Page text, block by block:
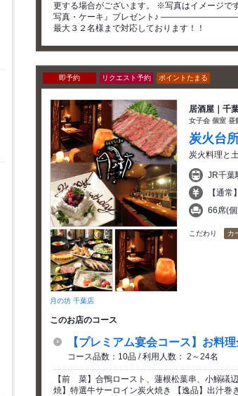
更する場合がございます。 ※写真はイメー
写真・ケーキ』プレゼント♪
最大３２名様まで対応しております！！
即予約 リクエスト予約 ポイントたまる
月の坊 千葉店
居酒屋｜千
女子会 個室 昼
炭火台
炭火料理と
JR千葉
【通
66席(
こだわり カ
このお店のコース
【プレミアム宴会コース】お料
コース品数：10品 / 利用人数： 2～24名
【前 菜】合鴨ロースト、蓮根松葉串、小鰯礒
焼】特選牛サーロイン炭火焼き 【逸品】出汁